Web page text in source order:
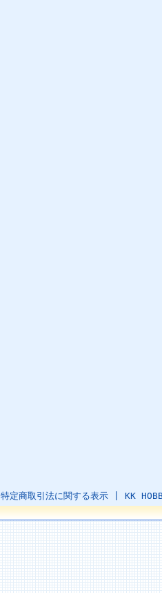
特定商取引法に関する表示 KK